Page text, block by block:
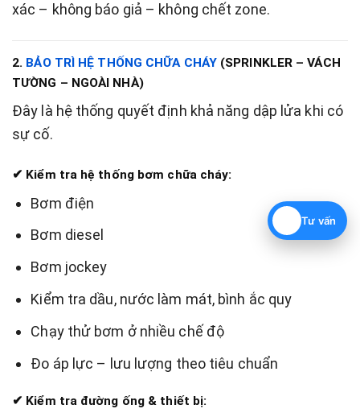
Tư vấn
xác – không báo giả – không chết zone.
2. BẢO TRÌ HỆ THỐNG CHỮA CHÁY(SPRINKLER – VÁCH
TƯỜNG – NGOÀI NHÀ)
Đây là hệ thống quyết định khả năng dập lửa khi có
sự cố.
✔ Kiểm tra hệ thống bơm chữa cháy:
Bơm điện
Bơm diesel
Bơm jockey
Kiểm tra dầu, nước làm mát, bình ắc quy
Chạy thử bơm ở nhiều chế độ
Đo áp lực – lưu lượng theo tiêu chuẩn
✔ Kiểm tra đường ống & thiết bị: